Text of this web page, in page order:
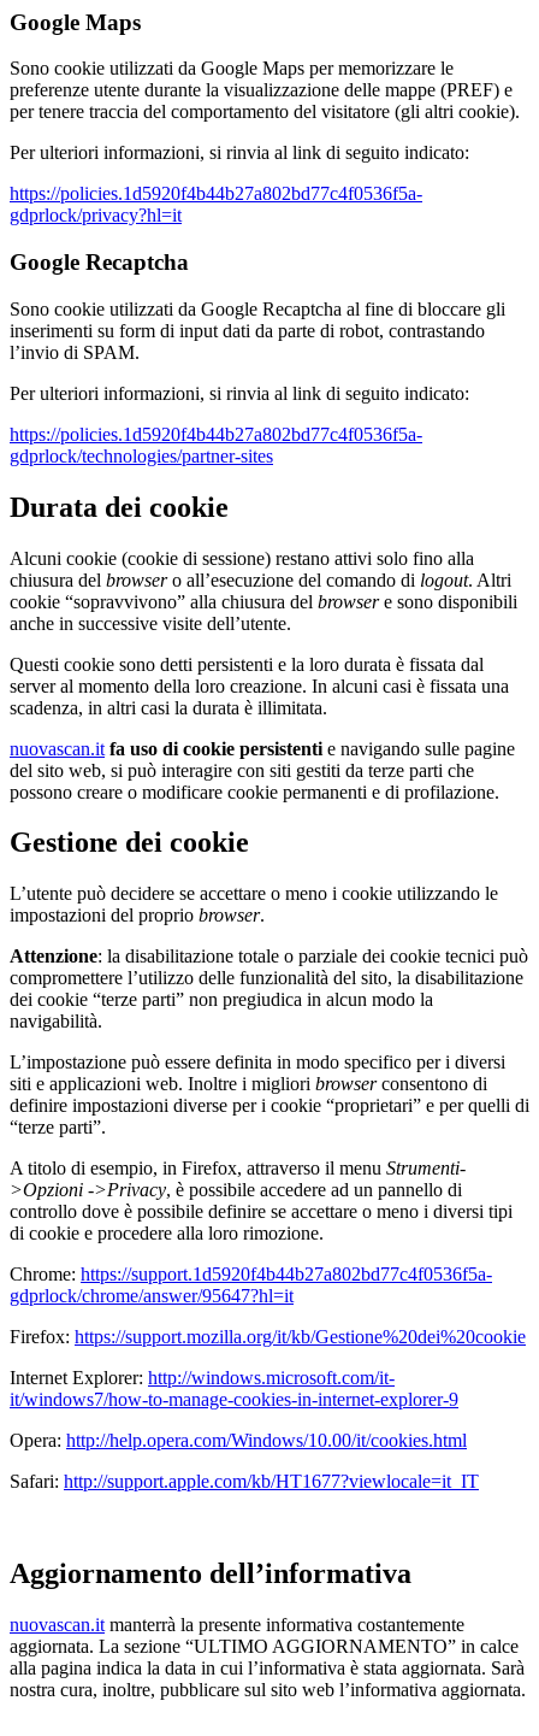
Google Maps
Sono cookie utilizzati da Google Maps per memorizzare le
preferenze utente durante la visualizzazione delle mappe (PREF) e
per tenere traccia del comportamento del visitatore (gli altri cookie).
Per ulteriori informazioni, si rinvia al link di seguito indicato:
https://policies.1d5920f4b44b27a802bd77c4f0536f5a-
gdprlock/privacy?hl=it
Google Recaptcha
Sono cookie utilizzati da Google Recaptcha al fine di bloccare gli
inserimenti su form di input dati da parte di robot, contrastando
l’invio di SPAM.
Per ulteriori informazioni, si rinvia al link di seguito indicato:
https://policies.1d5920f4b44b27a802bd77c4f0536f5a-
gdprlock/technologies/partner-sites
Durata dei cookie
Alcuni cookie (cookie di sessione) restano attivi solo fino alla
chiusura del browser o all’esecuzione del comando di logout. Altri
cookie “sopravvivono” alla chiusura del browser e sono disponibili
anche in successive visite dell’utente.
Questi cookie sono detti persistenti e la loro durata è fissata dal
server al momento della loro creazione. In alcuni casi è fissata una
scadenza, in altri casi la durata è illimitata.
nuovascan.it fa uso di cookie persistenti e navigando sulle pagine
del sito web, si può interagire con siti gestiti da terze parti che
possono creare o modificare cookie permanenti e di profilazione.
Gestione dei cookie
L’utente può decidere se accettare o meno i cookie utilizzando le
impostazioni del proprio browser.
Attenzione: la disabilitazione totale o parziale dei cookie tecnici può
compromettere l’utilizzo delle funzionalità del sito, la disabilitazione
dei cookie “terze parti” non pregiudica in alcun modo la
navigabilità.
L’impostazione può essere definita in modo specifico per i diversi
siti e applicazioni web. Inoltre i migliori browser consentono di
definire impostazioni diverse per i cookie “proprietari” e per quelli di
“terze parti”.
A titolo di esempio, in Firefox, attraverso il menu Strumenti-
>Opzioni ->Privacy, è possibile accedere ad un pannello di
controllo dove è possibile definire se accettare o meno i diversi tipi
di cookie e procedere alla loro rimozione.
Chrome: https://support.1d5920f4b44b27a802bd77c4f0536f5a-
gdprlock/chrome/answer/95647?hl=it
Firefox: https://support.mozilla.org/it/kb/Gestione%20dei%20cookie
Internet Explorer: http://windows.microsoft.com/it-
it/windows7/how-to-manage-cookies-in-internet-explorer-9
Opera: http://help.opera.com/Windows/10.00/it/cookies.html
Safari: http://support.apple.com/kb/HT1677?viewlocale=it_IT
Aggiornamento dell’informativa
nuovascan.it manterrà la presente informativa costantemente
aggiornata. La sezione “ULTIMO AGGIORNAMENTO” in calce
alla pagina indica la data in cui l’informativa è stata aggiornata. Sarà
nostra cura, inoltre, pubblicare sul sito web l’informativa aggiornata.